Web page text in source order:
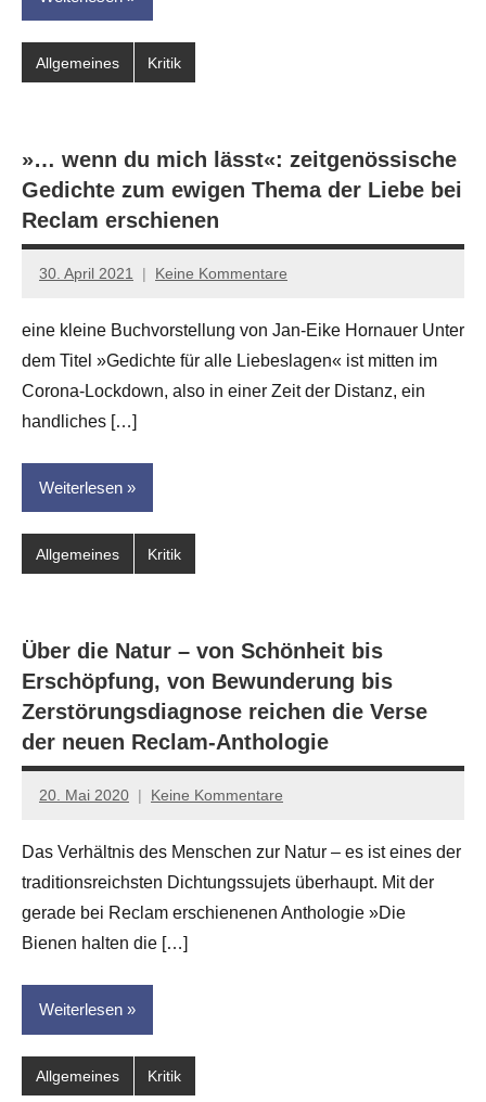
Allgemeines Kritik
»… wenn du mich lässt«: zeitgenössische
Gedichte zum ewigen Thema der Liebe bei
Reclam erschienen
30. April 2021
Jan-
Hornauer
für
dasgedichtblog
Keine Kommentare
eine kleine Buchvorstellung von Jan-Eike Hornauer Unter
dem Titel »Gedichte für alle Liebeslagen« ist mitten im
Corona-Lockdown, also in einer Zeit der Distanz, ein
handliches […]
Weiterlesen
Allgemeines Kritik
Über die Natur – von Schönheit bis
Erschöpfung, von Bewunderung bis
Zerstörungsdiagnose reichen die Verse
der neuen Reclam-Anthologie
20. Mai 2020
Jan-
Hornauer
für
dasgedichtblog
Keine Kommentare
Das Verhältnis des Menschen zur Natur – es ist eines der
traditionsreichsten Dichtungssujets überhaupt. Mit der
gerade bei Reclam erschienenen Anthologie »Die
Bienen halten die […]
Weiterlesen
Allgemeines Kritik